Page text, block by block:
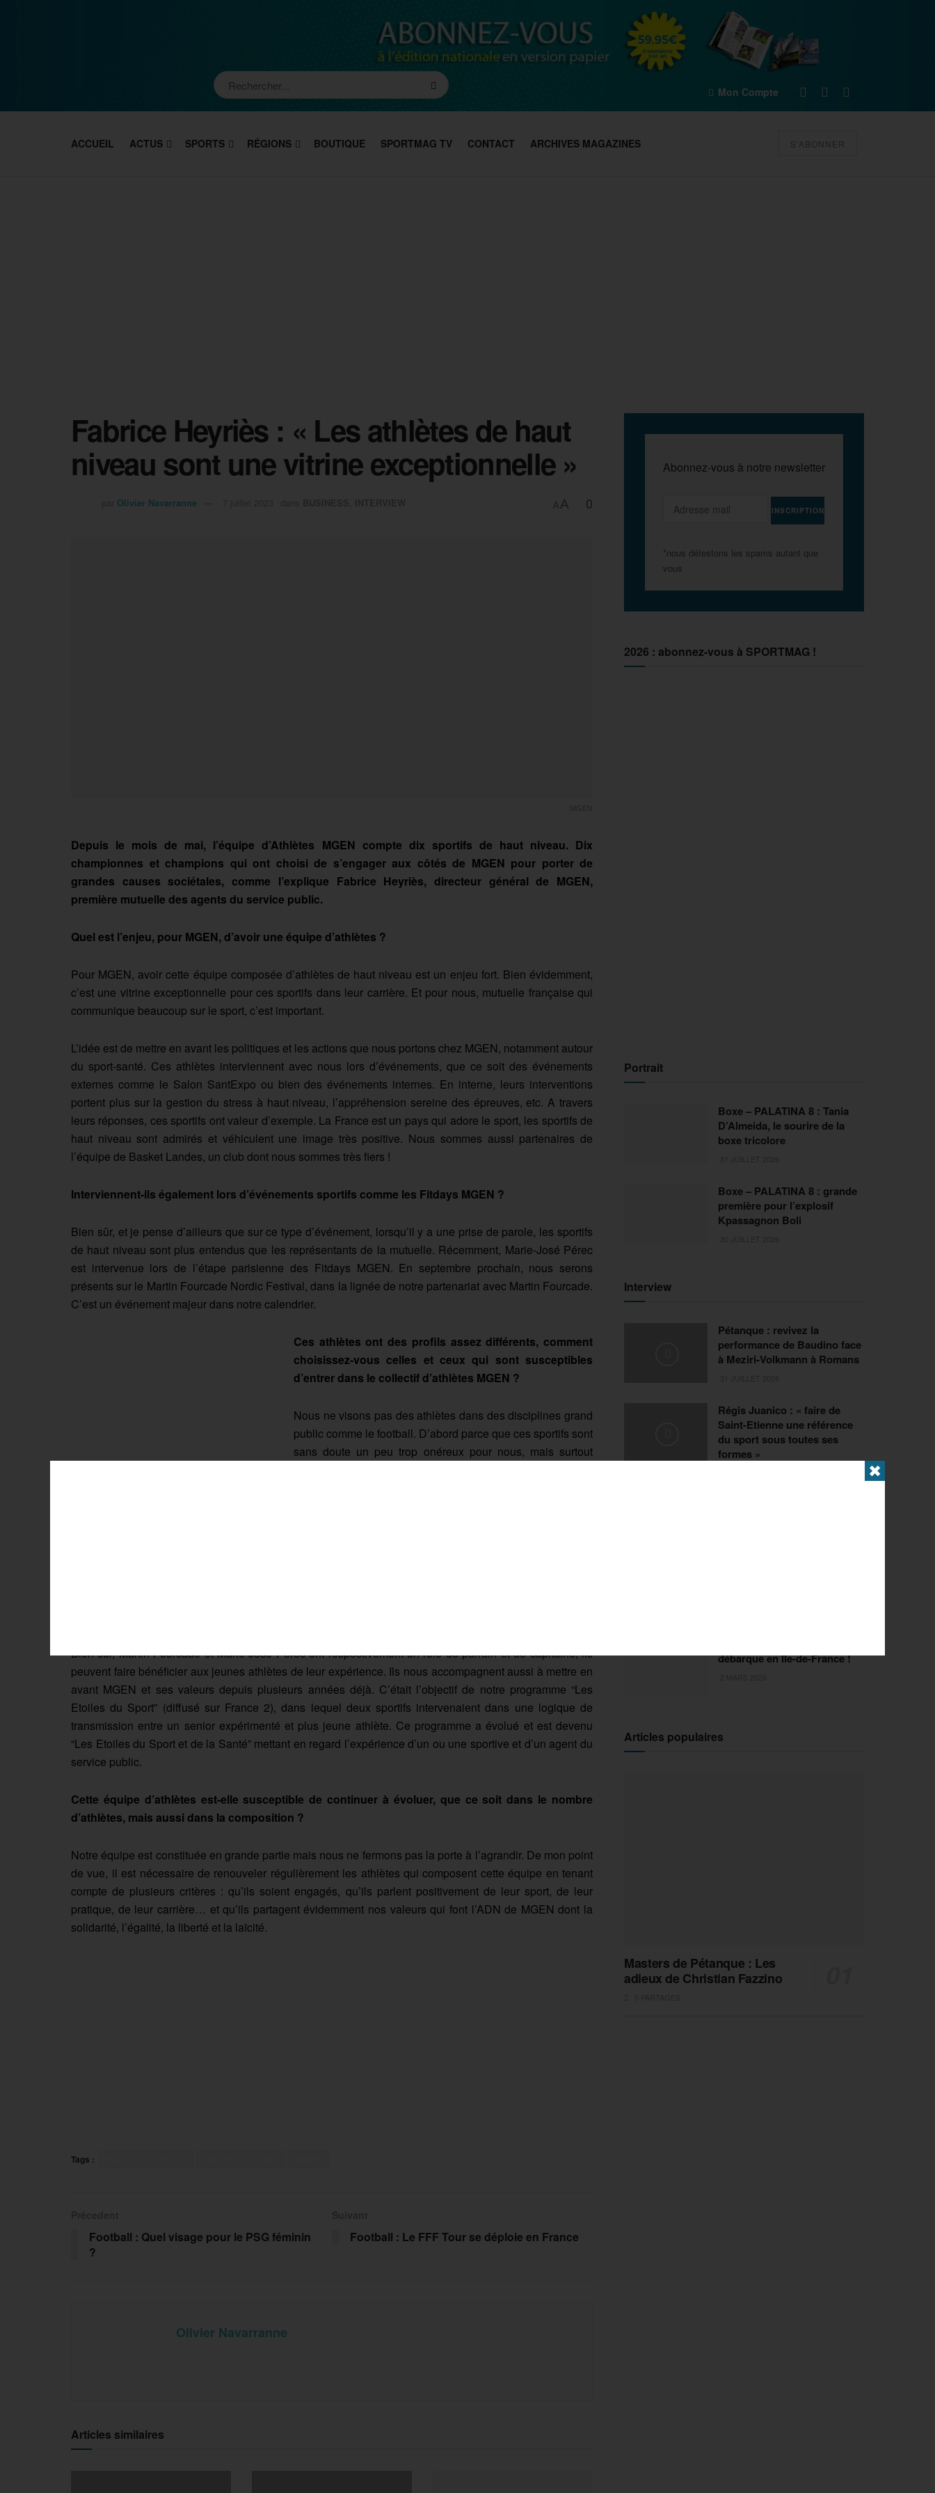
Mon Compte
ACCUEIL ACTUS SPORTS RÉGIONS BOUTIQUE SPORTMAG TV CONTACT ARCHIVES MAGAZINES S'ABONNER
Fabrice Heyriès : « Les athlètes de haut
niveau sont une vitrine exceptionnelle »
Olivier Navarranne A A 0
Depuis le mois de mai, l’équipe d’Athlètes MGEN compte dix sportifs de haut niveau. Dix
championnes et champions qui ont choisi de s’engager aux côtés de MGEN pour porter de
grandes causes sociétales, comme l’explique Fabrice Heyriès, directeur général de MGEN,
première mutuelle des agents du service public.
Quel est l’enjeu, pour MGEN, d’avoir une équipe d’athlètes ?
Pour MGEN, avoir cette équipe composée d’athlètes de haut niveau est un enjeu fort. Bien évidemment,
c’est une vitrine exceptionnelle pour ces sportifs dans leur carrière. Et pour nous, mutuelle française qui
communique beaucoup sur le sport, c’est important.
L’idée est de mettre en avant les politiques et les actions que nous portons chez MGEN, notamment autour
du sport-santé. Ces athlètes interviennent avec nous lors d’événements, que ce soit des événements
externes comme le Salon SantExpo ou bien des événements internes. En interne, leurs interventions
portent plus sur la gestion du stress à haut niveau, l’appréhension sereine des épreuves, etc. A travers
leurs réponses, ces sportifs ont valeur d’exemple. La France est un pays qui adore le sport, les sportifs de
haut niveau sont admirés et véhiculent une image très positive. Nous sommes aussi partenaires de
l’équipe de Basket Landes, un club dont nous sommes très fiers !
Interviennent-ils également lors d’événements sportifs comme les Fitdays MGEN ?
Bien sûr, et je pense d’ailleurs que sur ce type d’événement, lorsqu’il y a une prise de parole, les sportifs
de haut niveau sont plus entendus que les représentants de la mutuelle. Récemment, Marie-José Pérec
est intervenue lors de l’étape parisienne des Fitdays MGEN. En septembre prochain, nous serons
présents sur le Martin Fourcade Nordic Festival, dans la lignée de notre partenariat avec Martin Fourcade.
C’est un événement majeur dans notre calendrier.
Ces athlètes ont des profils assez différents, comment
choisissez-vous celles et ceux qui sont susceptibles
d’entrer dans le collectif d’athlètes MGEN ?
Nous ne visons pas des athlètes dans des disciplines grand
public comme le football. D’abord parce que ces sportifs sont
sans doute un peu trop onéreux pour nous, mais surtout
Bien sûr, Martin Fourcade et Marie-José Pérec ont respectivement un rôle de parrain et de capitaine, ils
peuvent faire bénéficier aux jeunes athlètes de leur expérience. Ils nous accompagnent aussi à mettre en
avant MGEN et ses valeurs depuis plusieurs années déjà. C’était l’objectif de notre programme “Les
Etoiles du Sport” (diffusé sur France 2), dans lequel deux sportifs intervenaient dans une logique de
transmission entre un senior expérimenté et plus jeune athlète. Ce programme a évolué et est devenu
“Les Etoiles du Sport et de la Santé” mettant en regard l’expérience d’un ou une sportive et d’un agent du
service public.
Cette équipe d’athlètes est-elle susceptible de continuer à évoluer, que ce soit dans le nombre
d’athlètes, mais aussi dans la composition ?
Notre équipe est constituée en grande partie mais nous ne fermons pas la porte à l’agrandir. De mon point
de vue, il est nécessaire de renouveler régulièrement les athlètes qui composent cette équipe en tenant
compte de plusieurs critères : qu’ils soient engagés, qu’ils parlent positivement de leur sport, de leur
pratique, de leur carrière… et qu’ils partagent évidemment nos valeurs qui font l’ADN de MGEN dont la
solidarité, l’égalité, la liberté et la laïcité.
Tags :
Football : Quel visage pour le PSG féminin
?
Football : Le FFF Tour se déploie en France
Olivier Navarranne
Articles similaires
Abonnez-vous à notre newsletter
*nous détestons les spams autant que
vous
2026 : abonnez-vous à SPORTMAG !
Portrait
Boxe – PALATINA 8 : Tania
D’Almeida, le sourire de la
boxe tricolore
Boxe – PALATINA 8 : grande
première pour l’explosif
Kpassagnon Boli
Interview
Pétanque : revivez la
performance de Baudino face
à Meziri-Volkmann à Romans
Régis Juanico : « faire de
Saint-Etienne une référence
du sport sous toutes ses
formes »
débarque en Ile-de-France !
Articles populaires
Masters de Pétanque : Les
adieux de Christian Fazzino
✖